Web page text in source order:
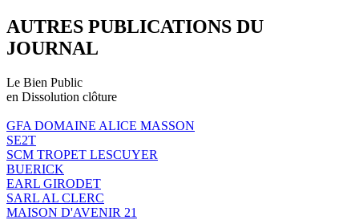
AUTRES PUBLICATIONS DU
JOURNAL
Le Bien Public
en Dissolution clôture
GFA DOMAINE ALICE MASSON
SE2T
SCM TROPET LESCUYER
BUERICK
EARL GIRODET
SARL AL CLERC
MAISON D'AVENIR 21